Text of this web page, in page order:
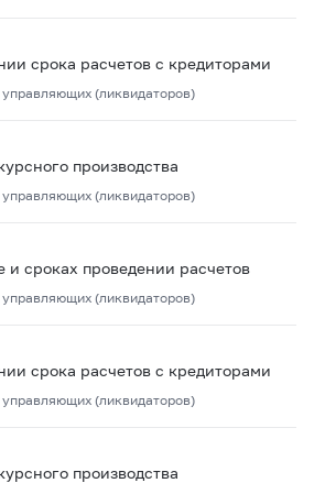
срока расчетов с кредиторами
(ликвидаторов)
производства
(ликвидаторов)
и сроках проведении расчетов
(ликвидаторов)
срока расчетов с кредиторами
(ликвидаторов)
производства